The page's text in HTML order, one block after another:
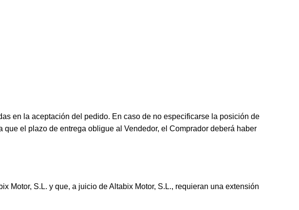
en la aceptación del pedido. En caso de no especificarse la posición de
el plazo de entrega obligue al Vendedor, el Comprador deberá haber
Motor, S.L. y que, a juicio de Altabix Motor, S.L., requieran una extensión